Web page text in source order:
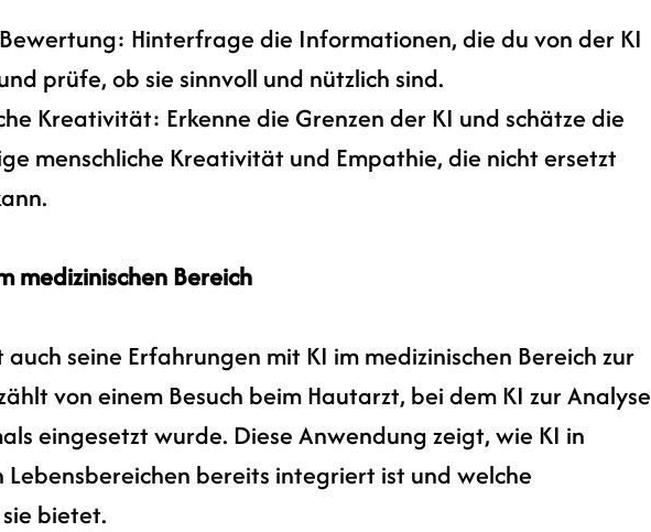
Hinterfrage die Informationen, die du von der KI
prüfe, ob sie sinnvoll und nützlich sind.
Kreativität: Erkenne die Grenzen der KI und schätze die
menschliche Kreativität und Empathie, die nicht ersetzt
medizinischen Bereich
seine Erfahrungen mit KI im medizinischen Bereich zur
von einem Besuch beim Hautarzt, bei dem KI zur Analyse
eingesetzt wurde. Diese Anwendung zeigt, wie KI in
Lebensbereichen bereits integriert ist und welche
bietet.